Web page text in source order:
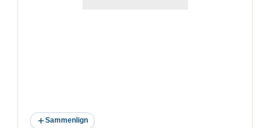
Sammenlign